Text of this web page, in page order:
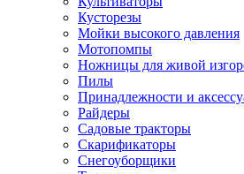
Кусторезы
Мойки высокого давления
Мотопомпы
Ножницы для живой
Пилы
Принадлежности и
Райдеры
Садовые тракторы
Скарификаторы
Снегоуборщики